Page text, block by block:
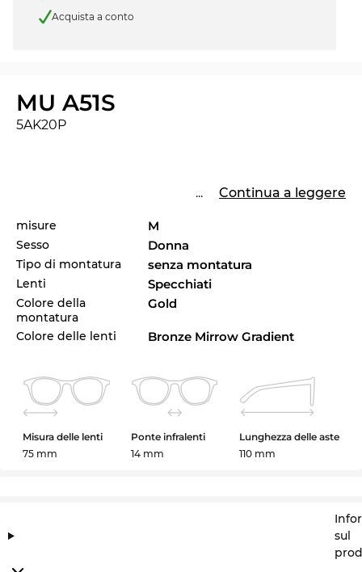
Acquista a conto
MU A51S
5AK20P
... Continua a leggere
misure M
Sesso Donna
Tipo di montatura senza montatura
Lenti Specchiati
Colore della
montatura
Gold
Colore delle lenti Bronze Mirrow Gradient
Misura delle lenti
75 mm
Ponte infralenti
14 mm
Lunghezza delle aste
110 mm
sul